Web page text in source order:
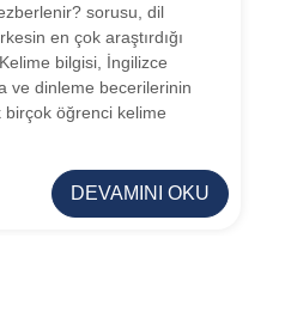
sorusu, dil
en çok araştırdığı
bilgisi, İngilizce
ve dinleme becerilerinin
öğrenci kelime
DEVAMINI OKU